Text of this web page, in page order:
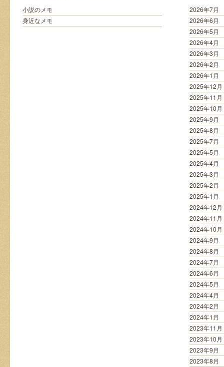
寂
し
小説のメモ
身近なメモ
2026年7月
2026年6月
2026年5月
2026年4月
2026年3月
2026年2月
2026年1月
2025年12月
2025年11月
2025年10月
2025年9月
2025年8月
2025年7月
2025年5月
2025年4月
2025年3月
2025年2月
2025年1月
2024年12月
2024年11月
2024年10月
2024年9月
2024年8月
2024年7月
2024年6月
2024年5月
2024年4月
2024年2月
2024年1月
2023年11月
2023年10月
2023年9月
2023年8月